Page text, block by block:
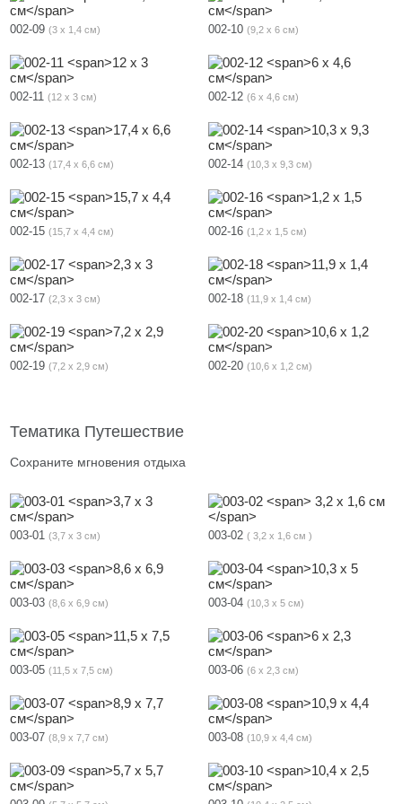
002-09 3 х 1,4 см 002-10 9,2 х 6 см
002-11 12 х 3 см 002-12 6 х 4,6 см
002-13 17,4 х 6,6 см 002-14 10,3 х 9,3 см
002-15 15,7 х 4,4 см 002-16 1,2 х 1,5 см
002-17 2,3 х 3 см 002-18 11,9 х 1,4 см
002-19 7,2 х 2,9 см 002-20 10,6 х 1,2 см
Тематика Путешествие
Сохраните мгновения отдыха
003-01 3,7 х 3 см 003-02 3,2 х 1,6 см
003-03 8,6 х 6,9 см 003-04 10,3 х 5 см
003-05 11,5 х 7,5 см 003-06 6 х 2,3 см
003-07 8,9 х 7,7 см 003-08 10,9 х 4,4 см